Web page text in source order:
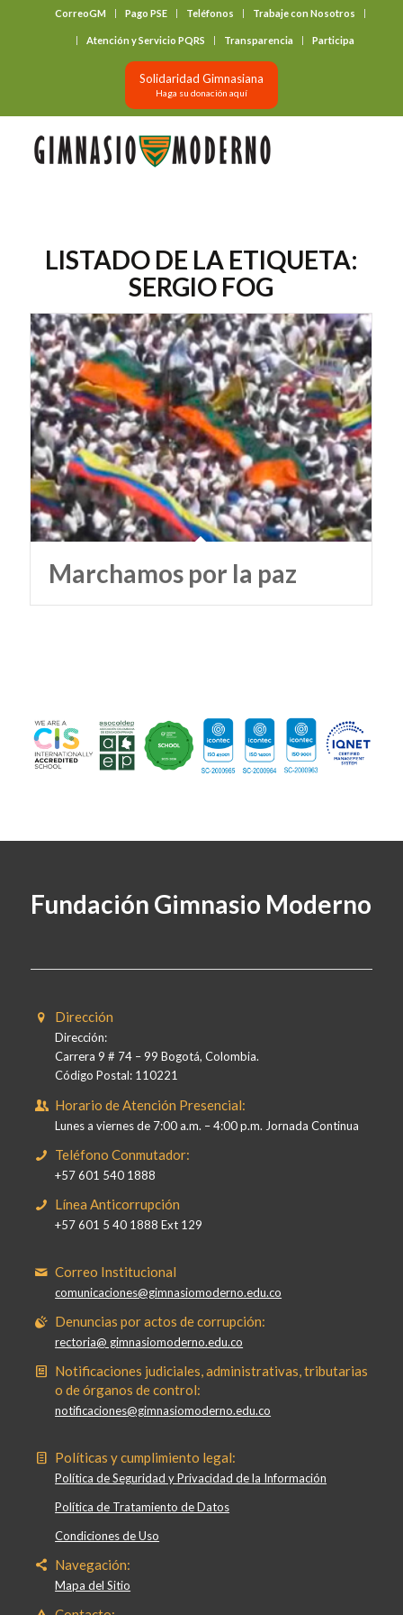
CorreoGM Pago PSE Teléfonos Trabaje con Nosotros
Atención y Servicio PQRS Transparencia Participa
Solidaridad Gimnasiana
Haga su donación aquí
LISTADO DE LA ETIQUETA:
SERGIO FOG
Marchamos por la paz
Fundación Gimnasio Moderno
Dirección
Dirección:
Carrera 9 # 74 – 99 Bogotá, Colombia.
Código Postal: 110221
Horario de Atención Presencial:
Lunes a viernes de 7:00 a.m. – 4:00 p.m. Jornada Continua
Teléfono Conmutador:
+57 601 540 1888
Línea Anticorrupción
+57 601 5 40 1888 Ext 129
Correo Institucional
comunicaciones@gimnasiomoderno.edu.co
Denuncias por actos de corrupción:
rectoria@ gimnasiomoderno.edu.co
Notificaciones judiciales, administrativas, tributarias
o de órganos de control:
notificaciones@gimnasiomoderno.edu.co
Políticas y cumplimiento legal:
Política de Seguridad y Privacidad de la Información
Política de Tratamiento de Datos
Condiciones de Uso
Navegación:
Mapa del Sitio